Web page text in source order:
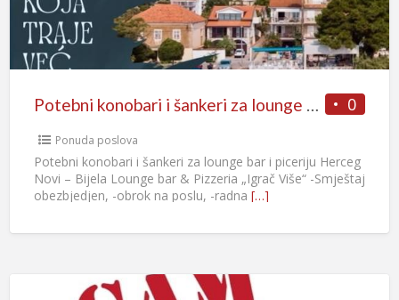
0
Potebni konobari i šankeri za lounge bar i piceriju Herceg Novi – Bijela
Ponuda poslova
Potebni konobari i šankeri za lounge bar i piceriju Herceg
Novi – Bijela Lounge bar & Pizzeria „Igrač Više“ -Smještaj
obezbjedjen, -obrok na poslu, -radna […]